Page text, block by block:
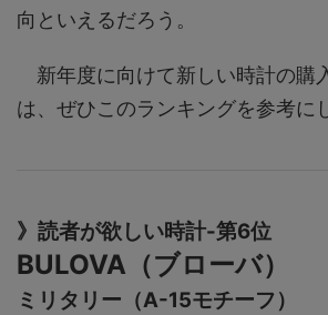
向といえるだろう。
新年度に向けて新しい時計の購
は、ぜひこのランキングを参考に
》読者が欲しい時計-第6位
BULOVA（ブローバ）
ミリタリー（A-15モチーフ）